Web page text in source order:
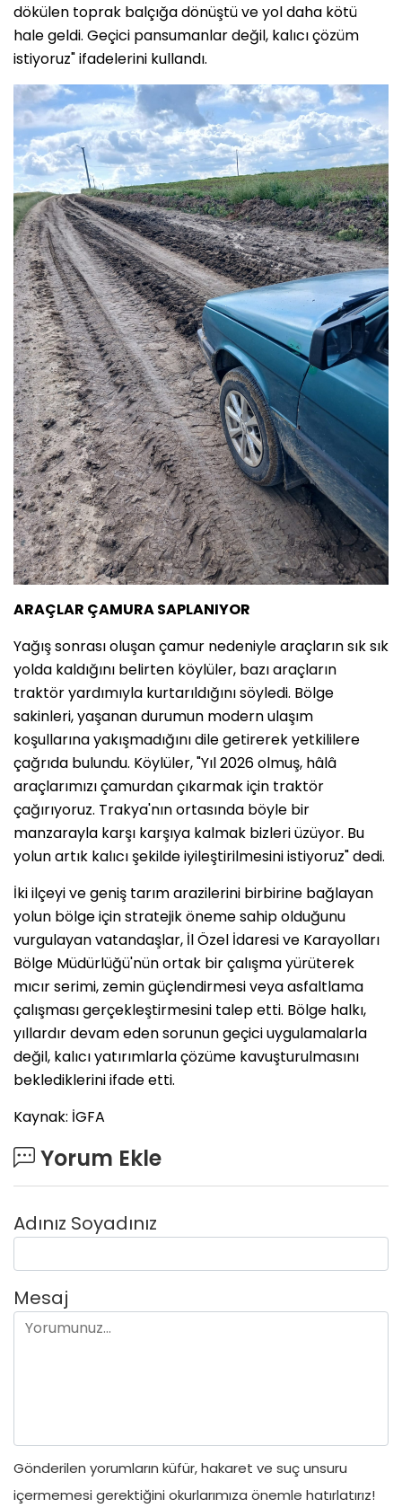
dökülen toprak balçığa dönüştü ve yol daha kötü
hale geldi. Geçici pansumanlar değil, kalıcı çözüm
istiyoruz" ifadelerini kullandı.
ARAÇLAR ÇAMURA SAPLANIYOR
Yağış sonrası oluşan çamur nedeniyle araçların sık sık
yolda kaldığını belirten köylüler, bazı araçların
traktör yardımıyla kurtarıldığını söyledi. Bölge
sakinleri, yaşanan durumun modern ulaşım
koşullarına yakışmadığını dile getirerek yetkililere
çağrıda bulundu. Köylüler, "Yıl 2026 olmuş, hâlâ
araçlarımızı çamurdan çıkarmak için traktör
çağırıyoruz. Trakya'nın ortasında böyle bir
manzarayla karşı karşıya kalmak bizleri üzüyor. Bu
yolun artık kalıcı şekilde iyileştirilmesini istiyoruz" dedi.
İki ilçeyi ve geniş tarım arazilerini birbirine bağlayan
yolun bölge için stratejik öneme sahip olduğunu
vurgulayan vatandaşlar, İl Özel İdaresi ve Karayolları
Bölge Müdürlüğü'nün ortak bir çalışma yürüterek
mıcır serimi, zemin güçlendirmesi veya asfaltlama
çalışması gerçekleştirmesini talep etti. Bölge halkı,
yıllardır devam eden sorunun geçici uygulamalarla
değil, kalıcı yatırımlarla çözüme kavuşturulmasını
beklediklerini ifade etti.
Kaynak: İGFA
Yorum Ekle
Adınız Soyadınız
Mesaj
Gönderilen yorumların küfür, hakaret ve suç unsuru
içermemesi gerektiğini okurlarımıza önemle hatırlatırız!